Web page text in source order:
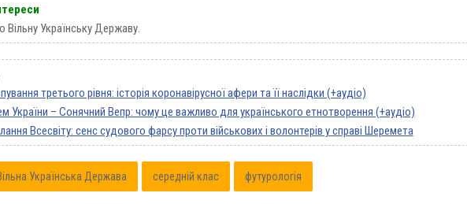
Вільну Українську Державу.
третього рівня: історія коронавірусної афери та її наслідки (+аудіо)
України – Сонячний Вепр: чому це важливо для українського етнотворення (+аудіо)
Всесвіту: сенс судового фарсу проти військових і волонтерів у справі Шеремета
Українська Держава середній клас футурологія